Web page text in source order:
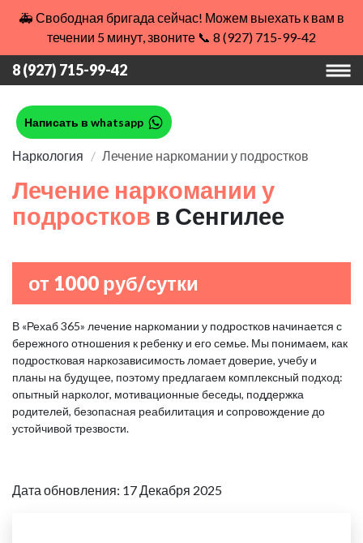
🚑 Свободная бригада сейчас! Можем выехать к вам в
течении 5 минут, звоните 📞 8 (927) 715-99-42
8 (927) 715-99-42
Написать в whatsapp
Наркология Лечение наркомании у подростков
Лечение наркомании у
подростков в Сенгилее
от 1000 руб/сутки
В «Рехаб 365» лечение наркомании у подростков начинается с
бережного отношения к ребенку и его семье. Мы понимаем, как
подростковая наркозависимость ломает доверие, учебу и
планы на будущее, поэтому предлагаем комплексный подход:
опытный нарколог, мотивационные беседы, поддержка
родителей, безопасная реабилитация и сопровождение до
устойчивой трезвости.
Дата обновления: 17 Декабря 2025